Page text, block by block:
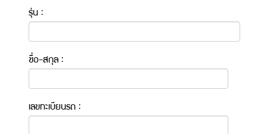
รุ่น :
ชื่อ-สกุล :
เลขทะเบียนรถ :